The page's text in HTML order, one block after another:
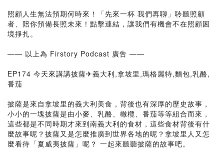
照顧人生無法預期何時來！「先來一杯 我們再聊」聆聽照顧
者、陪你預備長照未來！點擊連結，讓我們有機會不在照顧困
境掙扎。
—— 以上為 Firstory Podcast 廣告 ——
EP174 今天來講講披薩✈義大利,拿坡里,瑪格麗特,麵包,乳酪,
番茄
披薩是來自拿坡里的義大利美食，背後也有深厚的歷史故事，
小小的一塊披薩是由小麥、乳酪、橄欖、番茄等等組合而來，
這些都是不同時期才來到南義大利的食材，這些食材背後有什
麼故事呢？披薩又是怎麼推廣到世界各地的呢？拿坡里人又怎
麼看待「夏威夷披薩」呢？ 一起來聽聽披薩的故事吧。